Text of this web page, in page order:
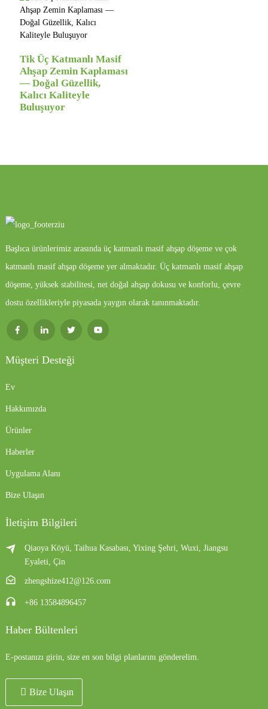
Tik Üç Katmanlı Masif
Ahşap Zemin Kaplaması
— Doğal Güzellik,
Kalıcı Kaliteyle
Buluşuyor
Başlıca ürünlerimiz arasında üç katmanlı masif ahşap döşeme ve çok
katmanlı masif ahşap döşeme yer almaktadır. Üç katmanlı masif ahşap
döşeme, yüksek stabilitesi, net doğal ahşap dokusu ve konforlu, çevre
dostu özellikleriyle piyasada yaygın olarak tanınmaktadır.
Müşteri Desteği
Ev
Hakkımızda
Ürünler
Haberler
Uygulama Alanı
Bize Ulaşın
İletişim Bilgileri
Qiaoya Köyü, Taihua Kasabası, Yixing Şehri, Wuxi, Jiangsu
Eyaleti, Çin
zhengshize412@126.com
+86 13584896457
Haber Bültenleri
E-postanızı girin, size en son bilgi planlarını gönderelim.
Bize Ulaşın